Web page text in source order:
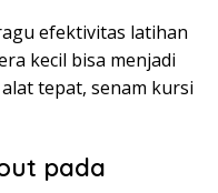
efektivitas latihan
kecil bisa menjadi
tepat, senam kursi
pada